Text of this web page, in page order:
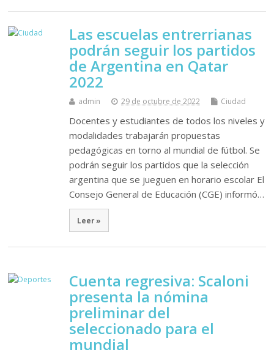
Las escuelas entrerrianas
podrán seguir los partidos
de Argentina en Qatar
2022
admin 29 de octubre de 2022 Ciudad
Docentes y estudiantes de todos los niveles y
modalidades trabajarán propuestas
pedagógicas en torno al mundial de fútbol. Se
podrán seguir los partidos que la selección
argentina que se jueguen en horario escolar El
Consejo General de Educación (CGE) informó…
Leer »
Cuenta regresiva: Scaloni
presenta la nómina
preliminar del
seleccionado para el
mundial